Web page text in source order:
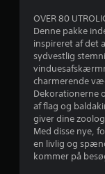
OVER 80
Denne pakke
inspireret af det
sydvestlig
charmerende
Dekorationerne
af flag og
giver dine
Med disse nye,
en livlig og
kommer på